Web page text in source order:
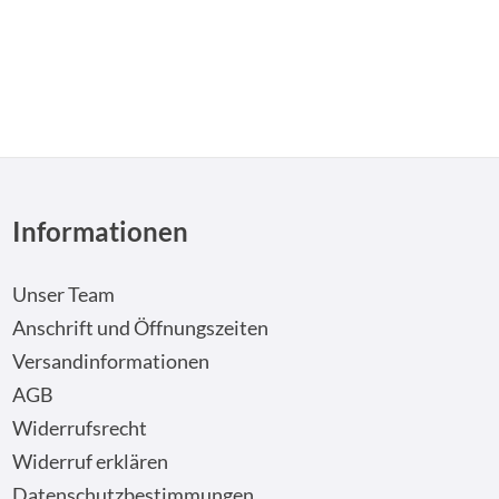
Informationen
Unser Team
Anschrift und Öffnungszeiten
Versandinformationen
AGB
Widerrufsrecht
Widerruf erklären